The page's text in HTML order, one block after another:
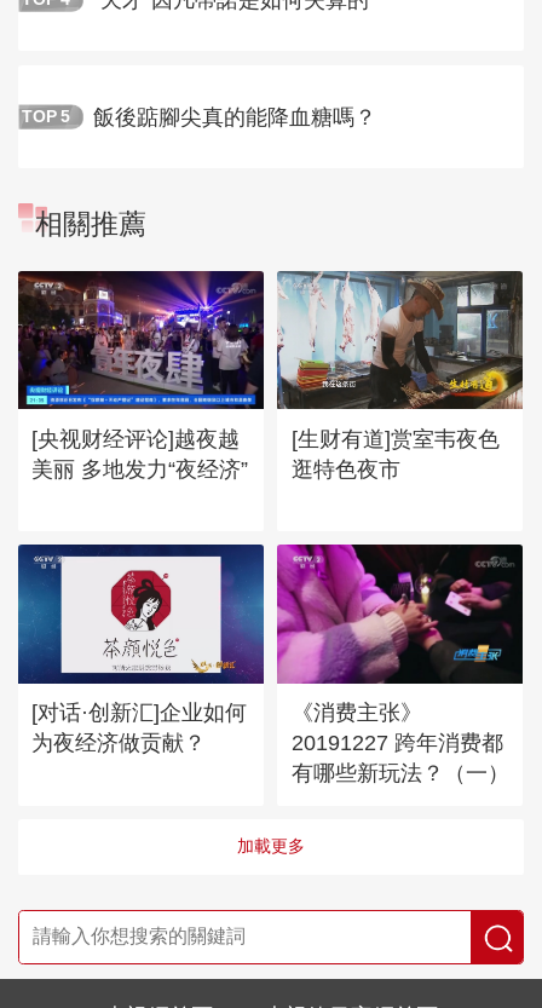
TOP 5 飯後踮腳尖真的能降血糖嗎？
相關推薦
[央视财经评论]越夜越
美丽 多地发力“夜经济”
[生财有道]赏室韦夜色
逛特色夜市
[对话·创新汇]企业如何
为夜经济做贡献？
《消费主张》
20191227 跨年消费都
有哪些新玩法？（一）
加載更多